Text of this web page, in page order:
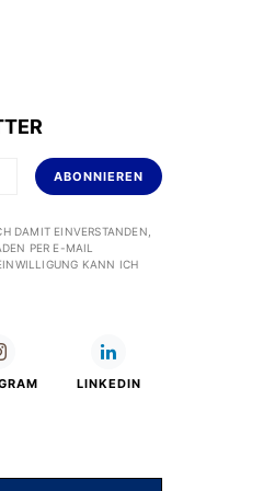
ABONNIEREN
DAMIT EINVERSTANDEN,
PER E-MAIL
KANN ICH
LINKEDIN